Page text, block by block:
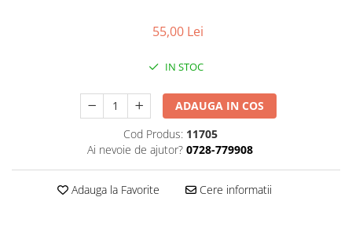
55,00 Lei
IN STOC
ADAUGA IN COS
Cod Produs: 11705
Ai nevoie de ajutor? 0728-779908
Adauga la Favorite Cere informatii